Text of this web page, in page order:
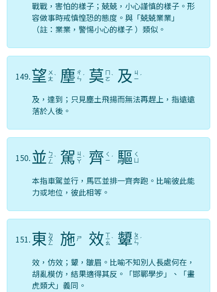
戰戰，害怕的樣子；兢兢，小心謹慎的樣子。形
容做事時戒慎惶恐的態度。與「兢兢業業」
（註：業業，警惕小心的樣子 ）類似。
149.望 ㄨ
ㄤ ˋ 塵 ㄔ
ㄣ ˊ 莫 ㄇ
ㄛ ˋ 及 ㄐ
ㄧ ˊ
及，達到；只見塵土飛揚而無法再趕上，指遠遠
落於人後。
150. 並 ㄅ
ㄧ
ㄥ
ˋ 駕 ㄐ
ㄧ
ㄚ
ˋ 齊 ㄑ
ㄧ ˊ 驅 ㄑ
本指車駕並行，馬匹並排一齊奔跑。比喻彼此能
力或地位，彼此相等。
151. 東 ㄉ
ㄨ
ㄥ 施 ㄕ 效 ㄒ
ㄧ
ㄠ
ˋ 顰 ㄆ
ㄧ
ㄣ
ˊ
效，仿效；顰，皺眉。比喻不知別人長處何在，
胡亂模仿，結果適得其反。「邯鄲學步」、「畫
虎類犬」義同。